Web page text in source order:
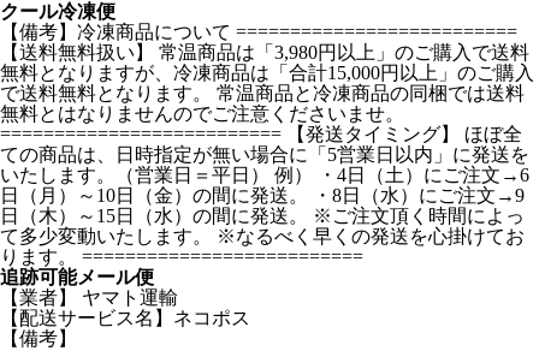
クール冷凍便
【備考】冷凍商品について ==========================
【送料無料扱い】 常温商品は「3,980円以上」のご購入で送料
無料となりますが、冷凍商品は「合計15,000円以上」のご購入
で送料無料となります。 常温商品と冷凍商品の同梱では送料
無料とはなりませんのでご注意くださいませ。
========================== 【発送タイミング】 ほぼ全
ての商品は、日時指定が無い場合に「5営業日以内」に発送を
いたします。（営業日＝平日） 例） ・4日（土）にご注文→6
日（月）～10日（金）の間に発送。 ・8日（水）にご注文→9
日（木）～15日（水）の間に発送。 ※ご注文頂く時間によっ
て多少変動いたします。 ※なるべく早くの発送を心掛けてお
ります。 ==========================
追跡可能メール便
【業者】 ヤマト運輸
【配送サービス名】ネコポス
【備考】